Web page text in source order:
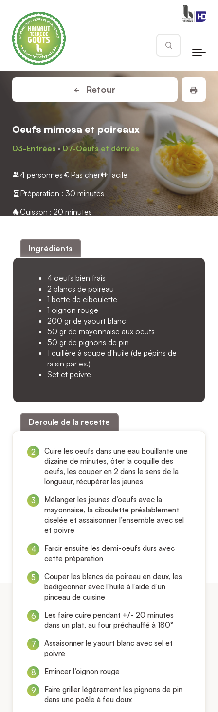
Rechercher
Retour
Oeufs mimosa et poireaux
03-Entrées · 07-Oeufs et dérivés
4 personnes Pas cher
Facile
Préparation : 30 minutes
Cuisson : 20 minutes
Ingrédients
4 oeufs bien frais
2 blancs de poireau
1 botte de ciboulette
1 oignon rouge
200 gr de yaourt blanc
50 gr de mayonnaise aux oeufs
50 gr de pignons de pin
1 cuillère à soupe d'huile (de pépins de
raisin par ex.)
Set et poivre
Déroulé de la recette
Cuire les oeufs dans une eau bouillante une
dizaine de minutes, ôter la coquille des
oeufs, les couper en 2 dans le sens de la
longueur, récupérer les jaunes
Mélanger les jeunes d’oeufs avec la
mayonnaise, la ciboulette préalablement
ciselée et assaisonner l’ensemble avec sel
et poivre
Farcir ensuite les demi-oeufs durs avec
cette préparation
Couper les blancs de poireau en deux, les
badigeonner avec l’huile à l’aide d’un
pinceau de cuisine
Les faire cuire pendant +/- 20 minutes
dans un plat, au four préchauffé à 180°
Assaisonner le yaourt blanc avec sel et
poivre
Emincer l’oignon rouge
Faire griller légèrement les pignons de pin
dans une poêle à feu doux